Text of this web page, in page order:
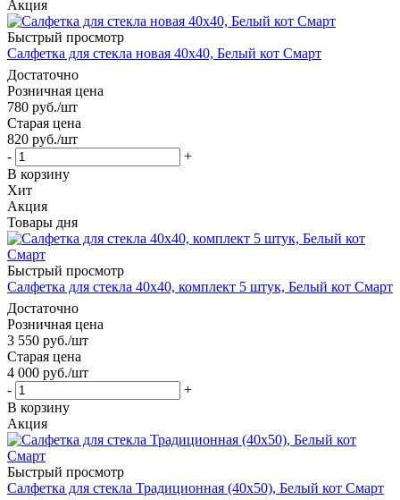
Акция
Быстрый просмотр
Салфетка для стекла новая 40х40, Белый кот Смарт
Достаточно
Розничная цена
780 руб./шт
Старая цена
820 руб./шт
-
+
В корзину
Хит
Акция
Товары дня
Быстрый просмотр
Салфетка для стекла 40х40, комплект 5 штук, Белый кот Смарт
Достаточно
Розничная цена
3 550 руб./шт
Старая цена
4 000 руб./шт
-
+
В корзину
Акция
Быстрый просмотр
Салфетка для стекла Традиционная (40х50), Белый кот Смарт